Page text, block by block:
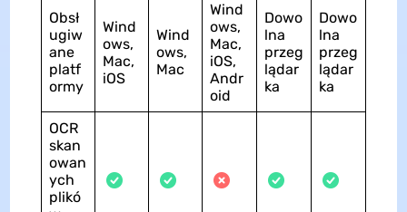
Obsł
ugiw
ane
platf
ormy
Wind
ows,
Mac,
iOS
Wind
ows,
Mac
Wind
ows,
Mac,
iOS,
Andr
oid
Dowo
lna
przeg
lądar
ka
Dowo
lna
przeg
lądar
ka
OCR
skan
owan
ych
plikó